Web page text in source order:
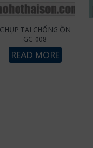
CHỤP TAI CHỐNG ỒN
GC-008
READ MORE